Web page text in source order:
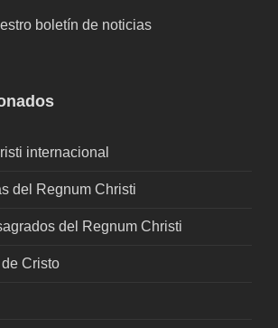
boletín de noticias
internacional
del Regnum Christi
del Regnum Christi
Cristo